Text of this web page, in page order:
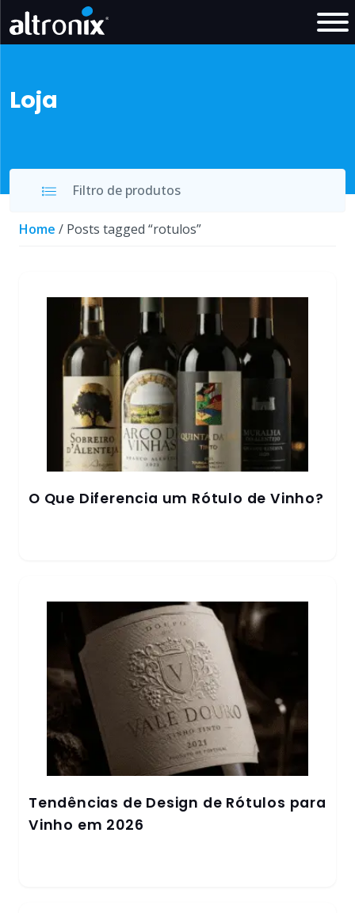
Loja
Filtro de produtos
Home / Posts tagged “rotulos”
O Que Diferencia um Rótulo de Vinho?
Tendências de Design de Rótulos para
Vinho em 2026